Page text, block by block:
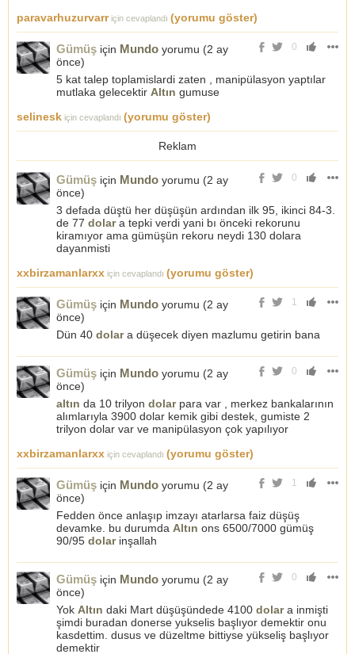
paravarhuzurvarriçin cevaplandı (yorumu göster)
0
Gümüş için Mundo yorumu (2 ay
önce)
5 kat talep toplamislardi zaten , manipülasyon yaptılar
mutlaka gelecektir Altın gumuse
selinesk için cevaplandı (yorumu göster)
Reklam
0
Gümüş için Mundo yorumu (2 ay
önce)
3 defada düştü her düşüşün ardından ilk 95, ikinci 84-3.
de 77 dolara tepki verdi yani bı önceki rekorunu
kiramıyor ama gümüşün rekoru neydi 130 dolara
dayanmisti
xxbirzamanlarxx için cevaplandı (yorumu göster)
1
Gümüş için Mundo yorumu (2 ay
önce)
Dün 40 dolara düşecek diyen mazlumu getirin bana
0
Gümüş için Mundo yorumu (2 ay
önce)
altın da 10 trilyon dolarpara var , merkez bankalarının
alımlarıyla 3900 dolar kemik gibi destek, gumiste 2
trilyon dolar var ve manipülasyon çok yapılıyor
xxbirzamanlarxx için cevaplandı (yorumu göster)
1
Gümüş için Mundo yorumu (2 ay
önce)
Fedden önce anlaşıp imzayı atarlarsa faiz düşüş
devamke. bu durumda Altın ons 6500/7000 gümüş
90/95 dolarinşallah
0
Gümüş için Mundo yorumu (2 ay
önce)
Yok Altın daki Mart düşüşündede 4100 dolara inmişti
şimdi buradan donerse yukselis başlıyor demektir onu
kasdettim. dusus ve düzeltme bittiyse yükseliş başlıyor
demektir